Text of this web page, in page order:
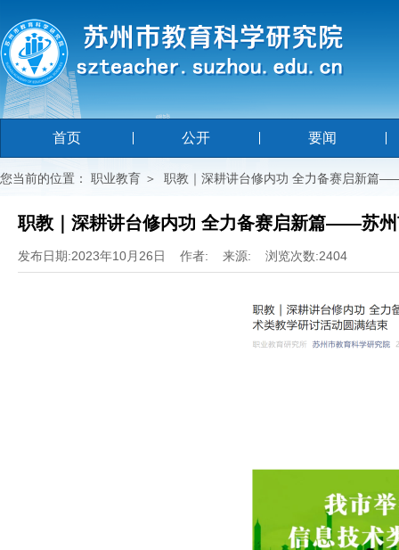
首页 公开 要闻
您当前的位置： 职业教育 ＞ 职教｜深耕讲台修内功 全力备赛启新篇
职教｜深耕讲台修内功 全力备赛启新篇——苏
发布日期:2023年10月26日 作者: 来源: 浏览次数:2404